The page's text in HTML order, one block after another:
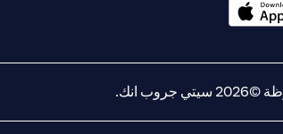
انك.